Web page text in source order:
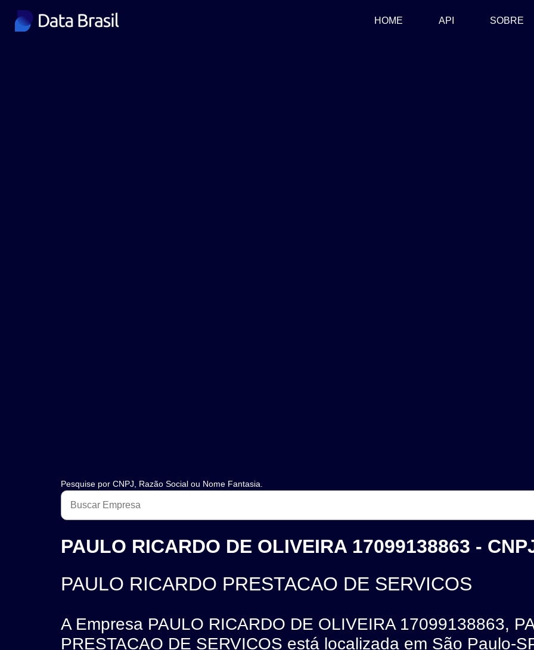
HOME (CURRENT)
API SOBRE
Pesquise por CNPJ, Razão Social ou Nome Fantasia.
PAULO RICARDO DE OLIVEIRA 17099138863 -
PAULO RICARDO PRESTACAO DE SERVICOS
A Empresa PAULO RICARDO DE OLIVEIRA 17099138863,
PRESTACAO DE SERVICOS está localizada em São Paulo-